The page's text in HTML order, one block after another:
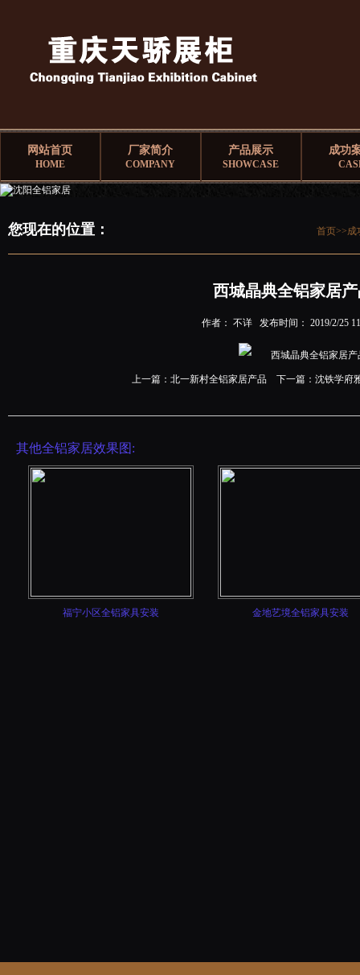
网站首页
HOME
厂家简介
COMPANY
产品展示
SHOWCASE
成功
您现在的位置： 首页>>成
西城晶典全铝家居
作者： 不详 发布时间： 2019/2/25
上一篇： 北一新村全铝家居产品 下一篇： 沈铁学府
其他全铝家居效果图:
福宁小区全铝家具安装 金地艺境全铝家具安装